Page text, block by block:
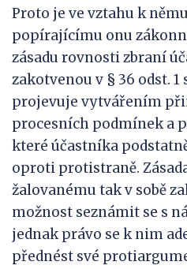
Proto je ve vztahu k
popírajícímu onu
zásadu rovnosti zbraní
zakotvenou v § 36 odst. 1
projevuje vytvářením
procesních podmínek a
které účastníka
oproti protistraně.
žalovanému tak v sobě
možnost seznámit se s
jednak právo se k nim
přednést své